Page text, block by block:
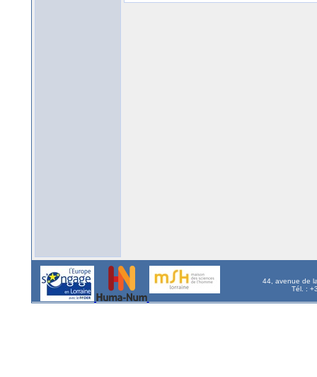
44, avenue de
Tél. :